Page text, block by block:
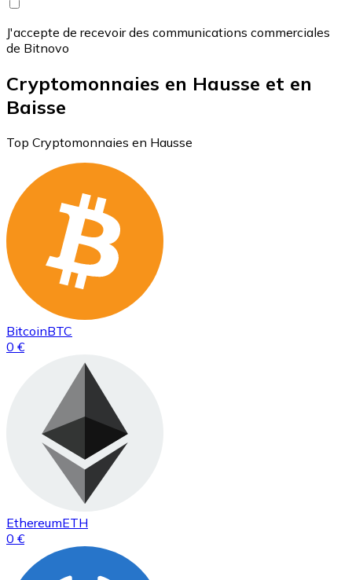
J'accepte de recevoir des communications commerciales
de Bitnovo
Cryptomonnaies en Hausse et en
Baisse
Top Cryptomonnaies en Hausse
BitcoinBTC
0 €
EthereumETH
0 €